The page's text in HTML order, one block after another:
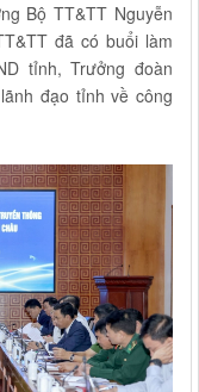
Bộ TT&TT Nguyễn
đã có buổi làm
tỉnh, Trưởng đoàn
đạo tỉnh về công